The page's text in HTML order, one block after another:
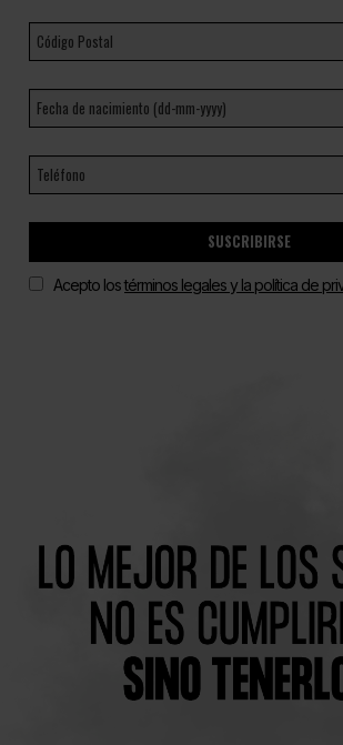
SUSCRIBIRSE
Acepto lostérminos legales y la política de